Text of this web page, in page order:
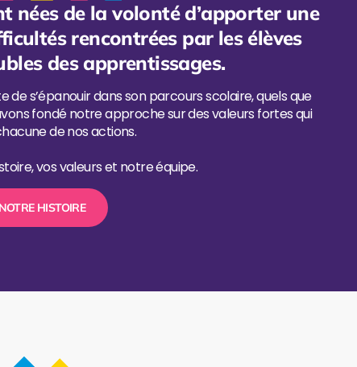
nées de la volonté d’apporter une
rencontrées par les élèves
des apprentissages.
s’épanouir dans son parcours scolaire, quels que
fondé notre approche sur des valeurs fortes qui
de nos actions.
vos valeurs et notre équipe.
NOTRE HISTOIRE